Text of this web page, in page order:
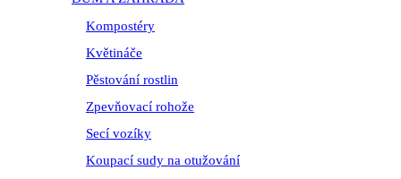
Kompostéry
Květináče
Pěstování rostlin
Zpevňovací rohože
Secí vozíky
Koupací sudy na otužování